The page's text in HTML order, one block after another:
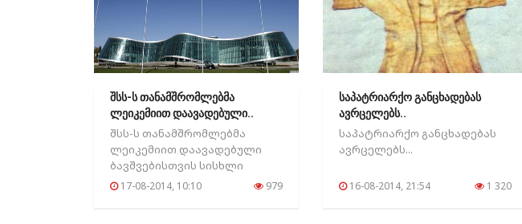
შსს-ს თანამშრომლებმა
ლეიკემიით დაავადებული..
შსს-ს თანამშრომლებმა
ლეიკემიით დაავადებული
ბავშვებისთვის სისხლი
გაიღეს...
17-08-2014, 10:10 979
საპატრიარქო განცხადებას
ავრცელებს..
საპატრიარქო განცხადებას
ავრცელებს...
16-08-2014, 21:54 1 320